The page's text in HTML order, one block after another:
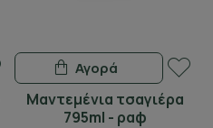
Μαντεμένια τσαγιέρα
795ml - ραφ
Αγορά